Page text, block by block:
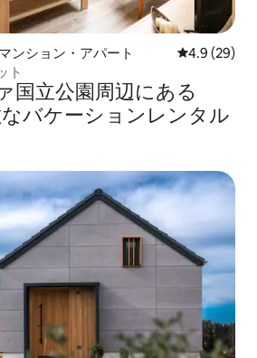
ンション・アパート レビュー29
4.9 (29)
ト
国立公園⁠周⁠辺⁠に⁠あ⁠る
バ⁠ケ⁠ー⁠シ⁠ョ⁠ン⁠レ⁠ン⁠タ⁠ル
スです。